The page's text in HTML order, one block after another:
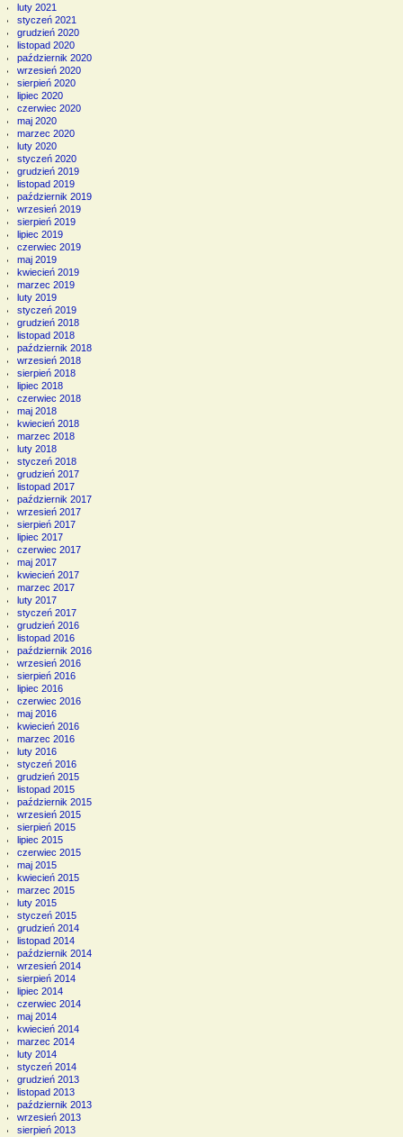
luty 2021
styczeń 2021
grudzień 2020
listopad 2020
październik 2020
wrzesień 2020
sierpień 2020
lipiec 2020
czerwiec 2020
maj 2020
marzec 2020
luty 2020
styczeń 2020
grudzień 2019
listopad 2019
październik 2019
wrzesień 2019
sierpień 2019
lipiec 2019
czerwiec 2019
maj 2019
kwiecień 2019
marzec 2019
luty 2019
styczeń 2019
grudzień 2018
listopad 2018
październik 2018
wrzesień 2018
sierpień 2018
lipiec 2018
czerwiec 2018
maj 2018
kwiecień 2018
marzec 2018
luty 2018
styczeń 2018
grudzień 2017
listopad 2017
październik 2017
wrzesień 2017
sierpień 2017
lipiec 2017
czerwiec 2017
maj 2017
kwiecień 2017
marzec 2017
luty 2017
styczeń 2017
grudzień 2016
listopad 2016
październik 2016
wrzesień 2016
sierpień 2016
lipiec 2016
czerwiec 2016
maj 2016
kwiecień 2016
marzec 2016
luty 2016
styczeń 2016
grudzień 2015
listopad 2015
październik 2015
wrzesień 2015
sierpień 2015
lipiec 2015
czerwiec 2015
maj 2015
kwiecień 2015
marzec 2015
luty 2015
styczeń 2015
grudzień 2014
listopad 2014
październik 2014
wrzesień 2014
sierpień 2014
lipiec 2014
czerwiec 2014
maj 2014
kwiecień 2014
marzec 2014
luty 2014
styczeń 2014
grudzień 2013
listopad 2013
październik 2013
wrzesień 2013
sierpień 2013